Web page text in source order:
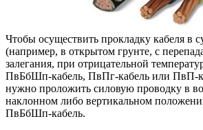
Чтобы осуществить прокладку кабеля в
(например, в открытом грунте, с
залегания, при отрицательной
ПвБбШп-кабель, ПвПг-кабель или ПвП-
нужно проложить силовую проводку в
наклонном либо вертикальном
ПвБбШп-кабель.